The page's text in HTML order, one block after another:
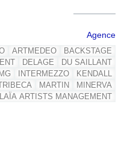
Agence
ARTMEDEO
BACKSTAGE
DELAGE
DU SAILLANT
IMG INTERMEZZO
KENDALL
MARTIN
MINERVA
ARTISTS MANAGEMENT